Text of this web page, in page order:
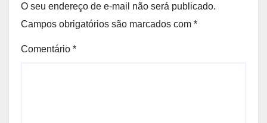
O seu endereço de e-mail não será publicado.
Campos obrigatórios são marcados com *
Comentário *